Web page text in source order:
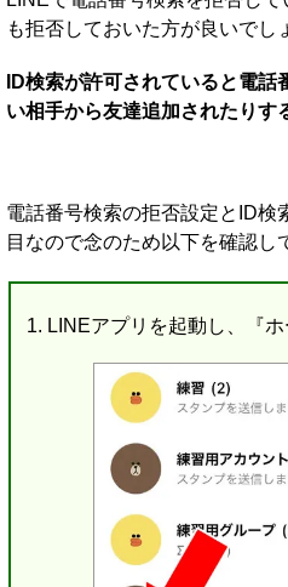
も拒否しておいた方が良いでし
ID検索が許可されていると電
い相手から友達追加されたりす
電話番号検索の拒否設定とID検
目なので念のため以下を確認し
LINEアプリを起動し、『